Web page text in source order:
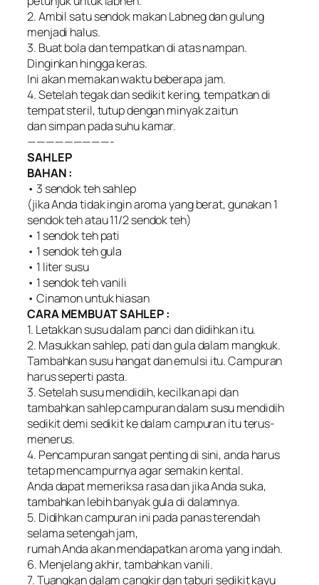
2. Ambil satu sendok makan Labneg dan gulung
menjadi halus.
3. Buat bola dan tempatkan di atas nampan.
Dinginkan hingga keras.
Ini akan memakan waktu beberapa jam.
4. Setelah tegak dan sedikit kering, tempatkan di
tempat steril, tutup dengan minyak zaitun
dan simpan pada suhu kamar.
—————————-
SAHLEP
BAHAN :
• 3 sendok teh sahlep
(jika Anda tidak ingin aroma yang berat, gunakan 1
sendok teh atau 11/2 sendok teh)
• 1 sendok teh pati
• 1 sendok teh gula
• 1 liter susu
• 1 sendok teh vanili
• Cinamon untuk hiasan
CARA MEMBUAT SAHLEP :
1. Letakkan susu dalam panci dan didihkan itu.
2. Masukkan sahlep, pati dan gula dalam mangkuk.
Tambahkan susu hangat dan emulsi itu. Campuran
harus seperti pasta.
3. Setelah susu mendidih, kecilkan api dan
tambahkan sahlep campuran dalam susu mendidih
sedikit demi sedikit ke dalam campuran itu terus-
menerus.
4. Pencampuran sangat penting di sini, anda harus
tetap mencampurnya agar semakin kental.
Anda dapat memeriksa rasa dan jika Anda suka,
tambahkan lebih banyak gula di dalamnya.
5. Didihkan campuran ini pada panas terendah
selama setengah jam,
rumah Anda akan mendapatkan aroma yang indah.
6. Menjelang akhir, tambahkan vanili.
7. Tuangkan dalam cangkir dan taburi sedikit kayu